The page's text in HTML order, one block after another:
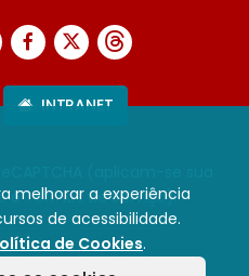
melhorar a experiência
de acessibilidade.
de Cookies.
INTRANET
(aplicam-se sua
eTermos de Serviço).
de Privacidade